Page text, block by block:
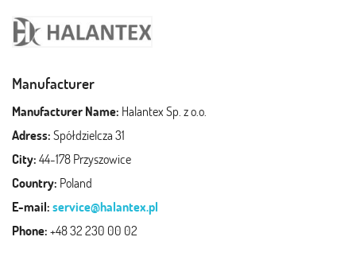
Manufacturer
Manufacturer Name: Halantex Sp. z o.o.
Adress:Spółdzielcza 31
City:44-178 Przyszowice
Country: Poland
E-mail:service@halantex.pl
Phone:+48 32 230 00 02